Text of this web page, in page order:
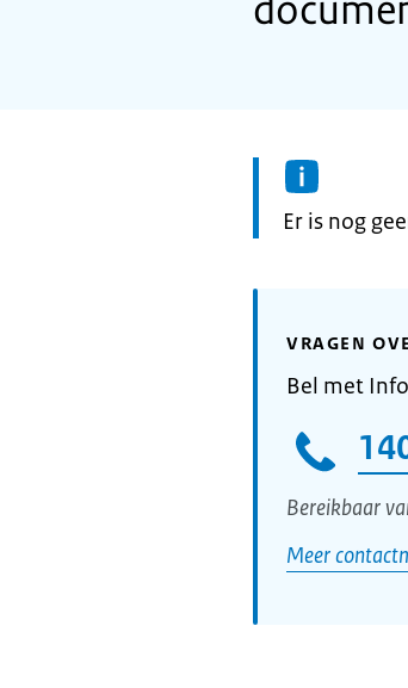
Informatie:
Er is nog
VRAGEN
Bel met
Bereikbaar
Meer